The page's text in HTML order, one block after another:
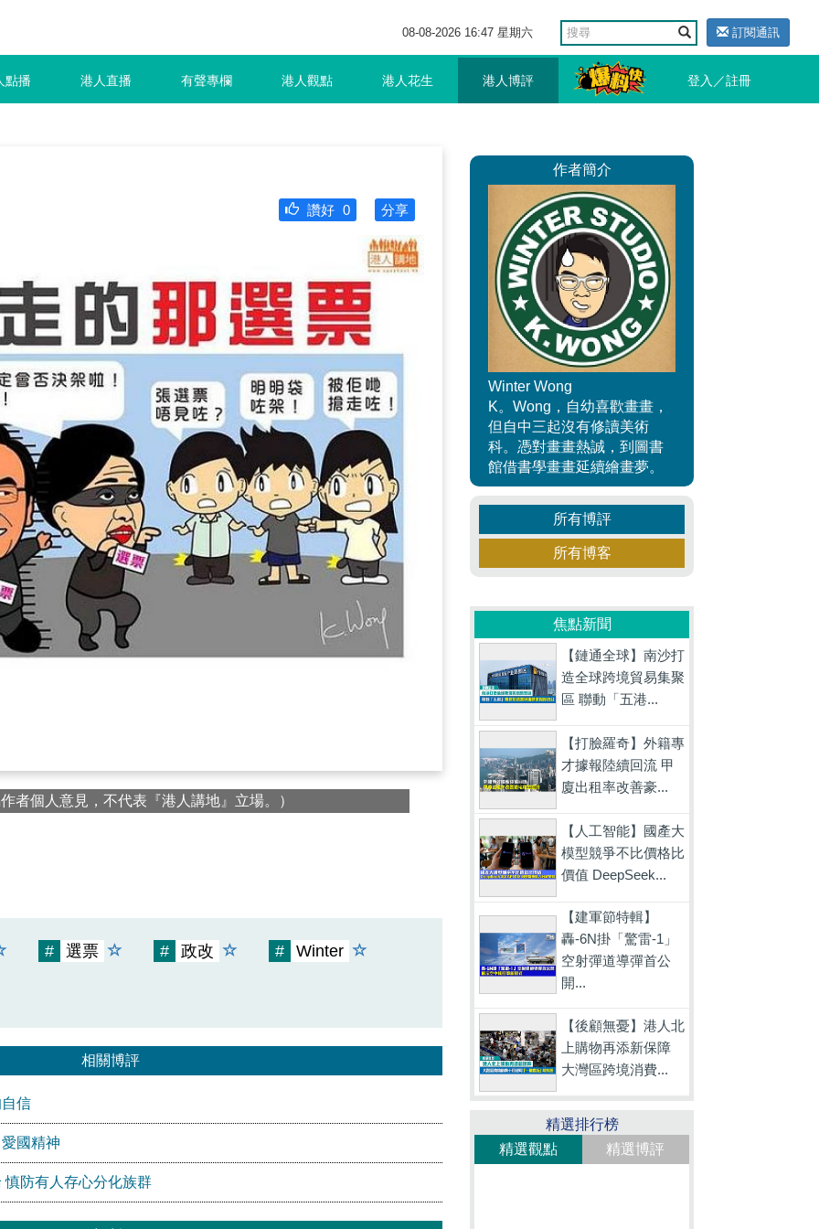
08-08-2026 16:47 星期六 訂閱通訊
點播 港人直播 有聲專欄 港人觀點 港人花生 港人博評 登入／註冊
分享
讚好 0
者個人意見，不代表『港人講地』立場。）
# 選票 # 政改 # Winter
相關博評
信
國精神
防有人存心分化族群
作者簡介
Winter Wong
K。Wong，自幼喜歡畫畫，
但自中三起沒有修讀美術
科。憑對畫畫熱誠，到圖書
館借書學畫畫延續繪畫夢。
所有博評
所有博客
焦點新聞
【鏈通全球】南沙打
造全球跨境貿易集聚
區 聯動「五港...
【打臉羅奇】外籍專
才據報陸續回流 甲
廈出租率改善豪...
【人工智能】國產大
模型競爭不比價格比
價值 DeepSeek...
【建軍節特輯】
轟-6N掛「驚雷-1」
空射彈道導彈首公
開...
【後顧無憂】港人北
上購物再添新保障
大灣區跨境消費...
精選排行榜
精選觀點
精選博評